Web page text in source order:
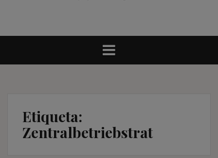
Etiqueta:
Zentralbetriebstrat